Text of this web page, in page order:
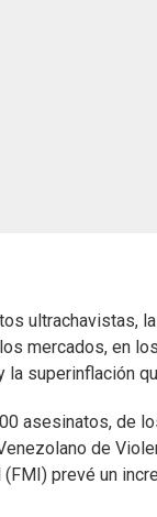
ultrachavistas,
mercados, en
superinflación
asesinatos, de
de
(FMI) prevé un